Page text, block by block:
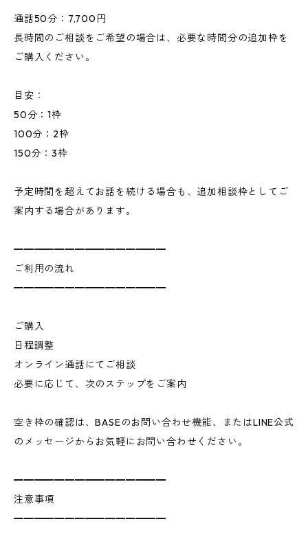
通話50分：7,700円
長時間のご相談をご希望の場合は、必要な時間分の追加枠を
ご購入ください。
目安：
50分：1枠
100分：2枠
150分：3枠
予定時間を超えてお話を続ける場合も、追加相談枠としてご
案内する場合があります。
━━━━━━━━━━━━━━━
ご利用の流れ
━━━━━━━━━━━━━━━
ご購入
日程調整
オンライン通話にてご相談
必要に応じて、次のステップをご案内
空き枠の確認は、BASEのお問い合わせ機能、またはLINE公式
のメッセージからお気軽にお問い合わせください。
━━━━━━━━━━━━━━━
注意事項
━━━━━━━━━━━━━━━